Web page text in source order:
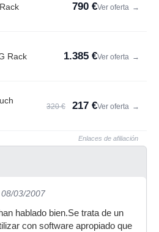
790 €Ver oferta →
Rack 1.385 €Ver oferta →
320 € 217 €Ver oferta →
Enlaces de afiliación
03/2007
hablado bien.Se trata de un
con software apropiado que